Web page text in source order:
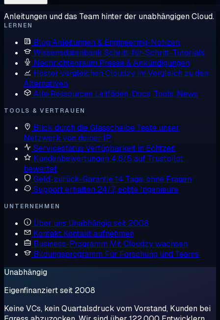
Anleitungen und das Team hinter der unabhängigen Cloud.
LERNEN
Blog Anleitungen & Engineering-Notizen
Wissensdatenbank Schritt-für-Schritt-Tutorials
Nachrichtenraum Presse & Ankündigungen
Hoster vergleichen Cloudzy im Vergleich zu den
Alternativen
Alle Ressourcen Leitfäden, Docs, Tools, News
TOOLS & VERTRAUEN
Blick durch die Glasscheibe Teste unser
Netzwerk von deiner IP
Servicestatus Verfügbarkeit in Echtzeit
Kundenbewertungen 4,6/5 auf Trustpilot
bewertet
Geld-zurück-Garantie14 Tage, ohne Fragen
Support erhalten 24/7, echte Ingenieure
UNTERNEHMEN
Über uns Unabhängig seit 2008
Kontakt Kontakt aufnehmen
Business-Programm Mit Cloudzy wachsen
Bildungsprogramm Für Forschung und Teams
Unabhängig
Eigenfinanziert seit 2008
Keine VCs, kein Quartalsdruck vom Vorstand, Kunden bei